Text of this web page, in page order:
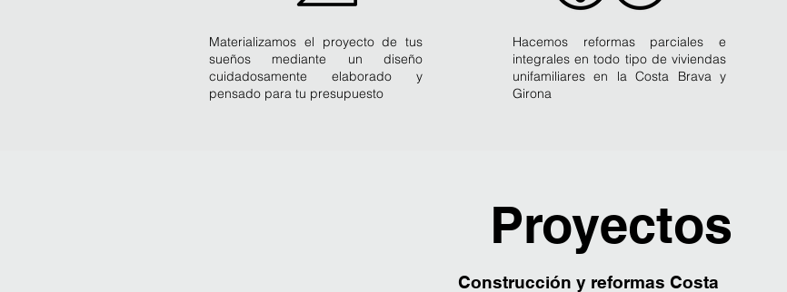
Materializamos el proyecto de tus
sueños mediante un diseño
cuidadosamente elaborado y
pensado para tu presupuesto
Hacemos reformas parciales e
integrales en todo tipo de viviendas
unifamiliares en la Costa Brava y
Girona
Construcción y reformas Costa
Proyectos